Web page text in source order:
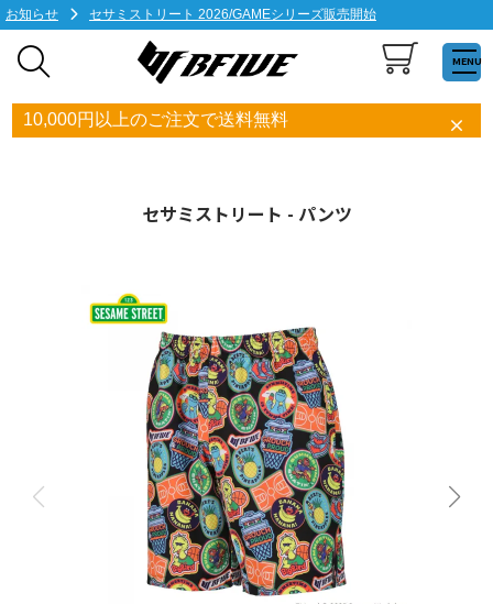
お知らせ セサミストリート 2026/GAMEシリーズ販売開始
MENU
10,000円以上のご注文で送料無料
セサミストリート - パンツ